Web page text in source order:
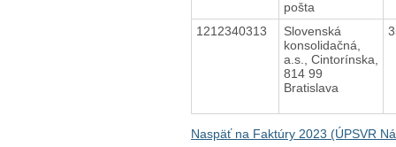
pošta
1212340313
Slovenská
konsolidačná,
a.s., Cintorínska,
814 99
Bratislava
Naspäť na Faktúry 2023 (ÚPSVR